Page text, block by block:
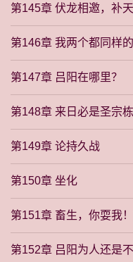
第145章 伏龙相邀，补
第146章 我两个都同样的
第147章 吕阳在哪里？
第148章 来日必是圣宗栋
第149章 论持久战
第150章 坐化
第151章 畜生，你耍我！
第152章 吕阳为人还是